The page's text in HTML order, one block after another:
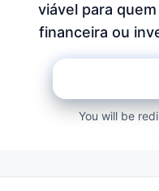
viável para
financeira ou
You will be